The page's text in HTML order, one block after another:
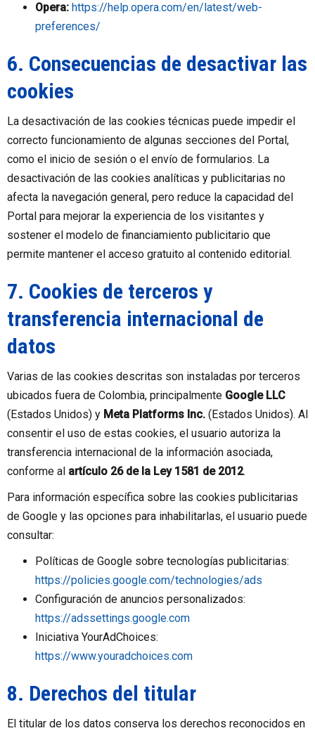
Opera: https://help.opera.com/en/latest/web-
preferences/
6. Consecuencias de desactivar las
cookies
La desactivación de las cookies técnicas puede impedir el
correcto funcionamiento de algunas secciones del Portal,
como el inicio de sesión o el envío de formularios. La
desactivación de las cookies analíticas y publicitarias no
afecta la navegación general, pero reduce la capacidad del
Portal para mejorar la experiencia de los visitantes y
sostener el modelo de financiamiento publicitario que
permite mantener el acceso gratuito al contenido editorial.
7. Cookies de terceros y
transferencia internacional de
datos
Varias de las cookies descritas son instaladas por terceros
ubicados fuera de Colombia, principalmente Google LLC
(Estados Unidos) y Meta Platforms Inc. (Estados Unidos). Al
consentir el uso de estas cookies, el usuario autoriza la
transferencia internacional de la información asociada,
conforme al artículo 26 de la Ley 1581 de 2012.
Para información específica sobre las cookies publicitarias
de Google y las opciones para inhabilitarlas, el usuario puede
consultar:
Políticas de Google sobre tecnologías publicitarias:
https://policies.google.com/technologies/ads
Configuración de anuncios personalizados:
https://adssettings.google.com
Iniciativa YourAdChoices:
https://www.youradchoices.com
8. Derechos del titular
El titular de los datos conserva los derechos reconocidos en